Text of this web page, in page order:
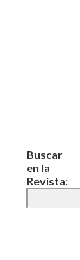
Buscar
en la
Revista: